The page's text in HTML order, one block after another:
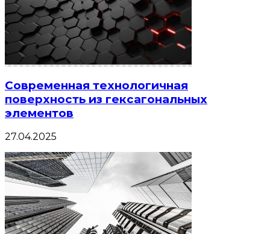
Современная технологичная
поверхность из гексагональных
элементов
27.04.2025